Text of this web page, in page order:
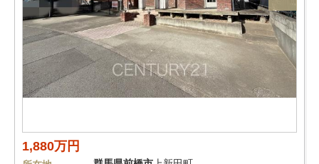
1,880万円